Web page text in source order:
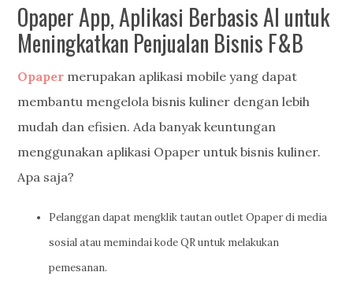
Opaper App, Aplikasi Berbasis AI untuk
Meningkatkan Penjualan Bisnis F&B
Opaper merupakan aplikasi mobile yang dapat
membantu mengelola bisnis kuliner dengan lebih
mudah dan efisien. Ada banyak keuntungan
menggunakan aplikasi Opaper untuk bisnis kuliner.
Apa saja?
Pelanggan dapat mengklik tautan outlet Opaper di media
sosial atau memindai kode QR untuk melakukan
pemesanan.